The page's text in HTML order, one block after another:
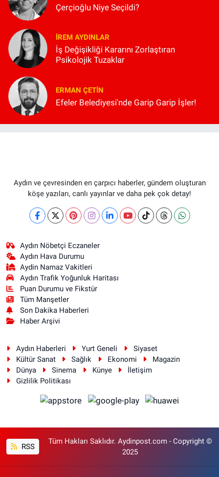
Çerçioğlu Niye Seçildi?
İREM AYDINLAR
İş Değişikliği Kararını Zorlaştıran
Psikolojik Tuzaklar
ERMAN ÇETIN
Efeler Belediyesi'nde Garip Garip İşler!
Aydın ve çevresinden en çarpıcı haberler, gündem oluşturan
köşe yazıları, canlı yayınlar ve daha pek çok detay!
Aydın Nöbetçi Eczaneler
Aydın Hava Durumu
Aydin Namaz Vakitleri
Aydın Trafik Yoğunluk Haritası
Puan Durumu ve Fikstür
Tüm Manşetler
Son Dakika Haberleri
Haber Arşivi
Aydın Haberleri Yurt Geneli
Siyaset
Kültür Sanat
Sağlık Ekonomi
Magazin
Dünya
Sinema Künye
İletişim
Gizlilik Politikası
RSS
Tüm Hakları Saklıdır. Aydinpost.com - Copyright ©
2025